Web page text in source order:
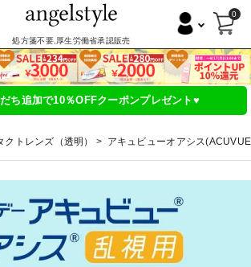
処方箋不要,厚生労働省承認販売
0
ち追加で10％OFFクーポンプレゼント♥
クトレンズ（透明） アキュビューオアシス